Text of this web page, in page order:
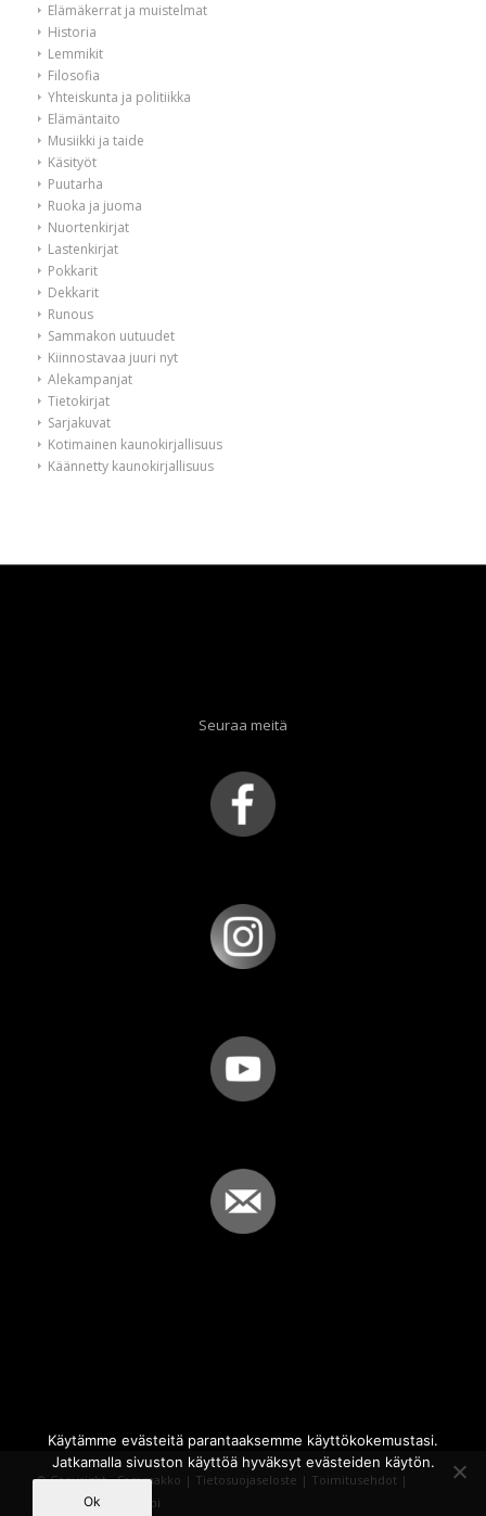
Elämäkerrat ja muistelmat
Historia
Lemmikit
Filosofia
Yhteiskunta ja politiikka
Elämäntaito
Musiikki ja taide
Käsityöt
Puutarha
Ruoka ja juoma
Nuortenkirjat
Lastenkirjat
Pokkarit
Dekkarit
Runous
Sammakon uutuudet
Kiinnostavaa juuri nyt
Alekampanjat
Tietokirjat
Sarjakuvat
Kotimainen kaunokirjallisuus
Käännetty kaunokirjallisuus
Seuraa meitä
© Copyright - Sammakko | Tietosuojaseloste | Toimitusehdot |
Powered by
iQWebbi
Käytämme evästeitä parantaaksemme käyttökokemustasi.
Jatkamalla sivuston käyttöä hyväksyt evästeiden käytön.
Ok